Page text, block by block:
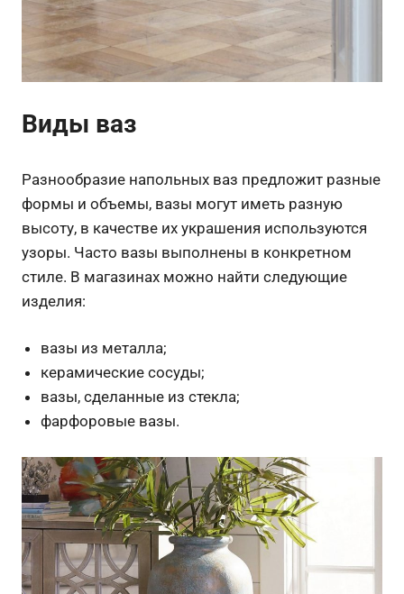
Виды ваз
Разнообразие напольных ваз предложит разные
формы и объемы, вазы могут иметь разную
высоту, в качестве их украшения используются
узоры. Часто вазы выполнены в конкретном
стиле. В магазинах можно найти следующие
изделия:
вазы из металла;
керамические сосуды;
вазы, сделанные из стекла;
фарфоровые вазы.